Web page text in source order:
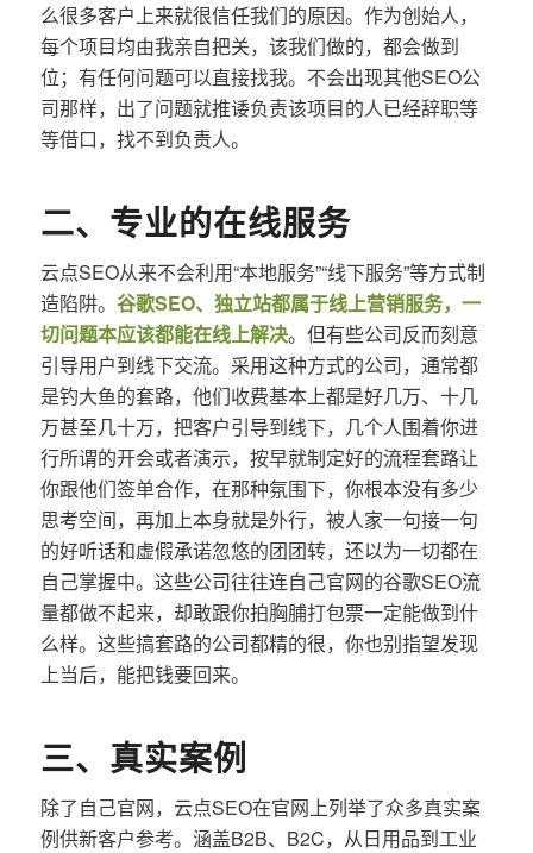
么很多客户上来就很信任我们的原因。作为创始人，
每个项目均由我亲自把关，该我们做的，都会做到
位；有任何问题可以直接找我。不会出现其他SEO公
司那样，出了问题就推诿负责该项目的人已经辞职等
等借口，找不到负责人。
二、专业的在线服务
云点SEO从来不会利用“本地服务”“线下服务”等方式制
造陷阱。 谷歌SEO、独立站都属于线上营销服务，一
切问题本应该都能在线上解决。但有些公司反而刻意
引导用户到线下交流。采用这种方式的公司，通常都
是钓大鱼的套路，他们收费基本上都是好几万、十几
万甚至几十万，把客户引导到线下，几个人围着你进
行所谓的开会或者演示，按早就制定好的流程套路让
你跟他们签单合作，在那种氛围下，你根本没有多少
思考空间，再加上本身就是外行，被人家一句接一句
的好听话和虚假承诺忽悠的团团转，还以为一切都在
自己掌握中。这些公司往往连自己官网的谷歌SEO流
量都做不起来，却敢跟你拍胸脯打包票一定能做到什
么样。这些搞套路的公司都精的很，你也别指望发现
上当后，能把钱要回来。
三、真实案例
除了自己官网，云点SEO在官网上列举了众多真实案
例供新客户参考。涵盖B2B、B2C，从日用品到工业